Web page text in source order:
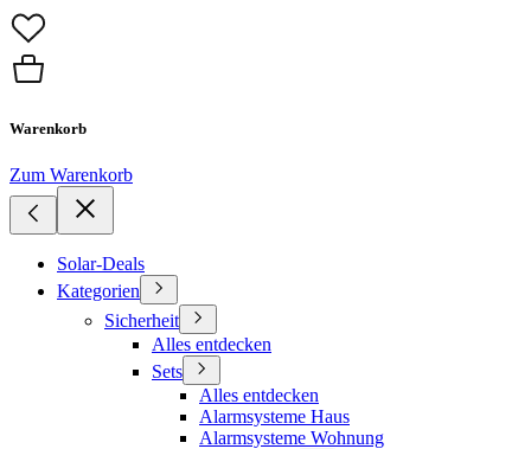
Warenkorb
Zum Warenkorb
Solar-Deals
Kategorien
Sicherheit
Alles entdecken
Sets
Alles entdecken
Alarmsysteme Haus
Alarmsysteme Wohnung